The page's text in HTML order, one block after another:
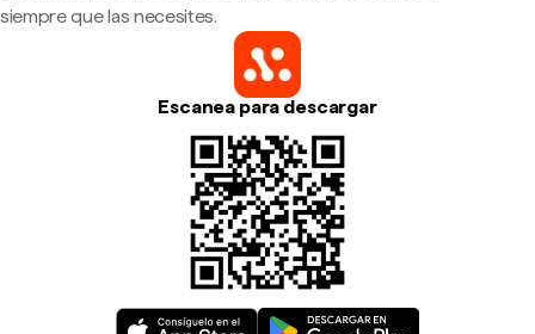
siempre que las necesites.
Escanea para descargar